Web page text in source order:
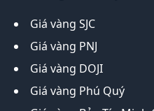
Giá vàng SJC
Giá vàng PNJ
Giá vàng DOJI
Giá vàng Phú Quý